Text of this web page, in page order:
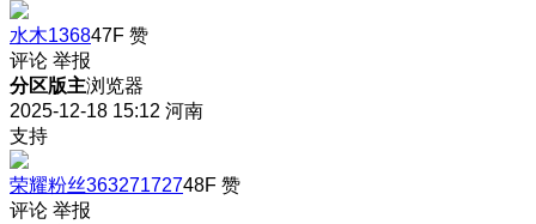
水木136847F 赞
评论 举报
分区版主浏览器
2025-12-18 15:12 河南
支持
荣耀粉丝36327172748F 赞
评论 举报